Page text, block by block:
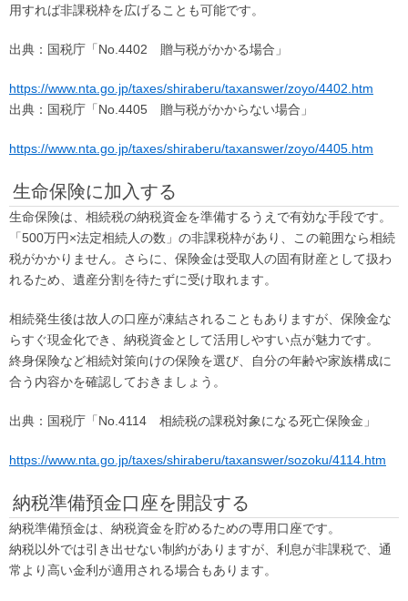
用すれば非課税枠を広げることも可能です。
出典：国税庁「No.4402 贈与税がかかる場合」
https://www.nta.go.jp/taxes/shiraberu/taxanswer/zoyo/4402.htm
出典：国税庁「No.4405 贈与税がかからない場合」
https://www.nta.go.jp/taxes/shiraberu/taxanswer/zoyo/4405.htm
生命保険に加入する
生命保険は、相続税の納税資金を準備するうえで有効な手段です。
「500万円×法定相続人の数」の非課税枠があり、この範囲なら相続
税がかかりません。さらに、保険金は受取人の固有財産として扱わ
れるため、遺産分割を待たずに受け取れます。
相続発生後は故人の口座が凍結されることもありますが、保険金な
らすぐ現金化でき、納税資金として活用しやすい点が魅力です。
終身保険など相続対策向けの保険を選び、自分の年齢や家族構成に
合う内容かを確認しておきましょう。
出典：国税庁「No.4114 相続税の課税対象になる死亡保険金」
https://www.nta.go.jp/taxes/shiraberu/taxanswer/sozoku/4114.htm
納税準備預金口座を開設する
納税準備預金は、納税資金を貯めるための専用口座です。
納税以外では引き出せない制約がありますが、利息が非課税で、通
常より高い金利が適用される場合もあります。